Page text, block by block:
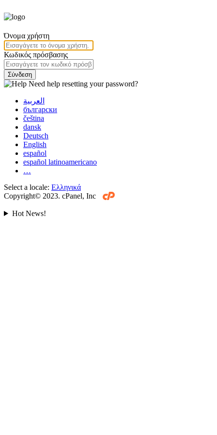
Όνομα χρήστη
Κωδικός πρόσβασης
Σύνδεση
Need help resetting your password?
العربية
български
čeština
dansk
Deutsch
English
español
español latinoamericano
…
Select a locale: Ελληνικά
Copyright© 2023. cPanel, Inc
Hot News!